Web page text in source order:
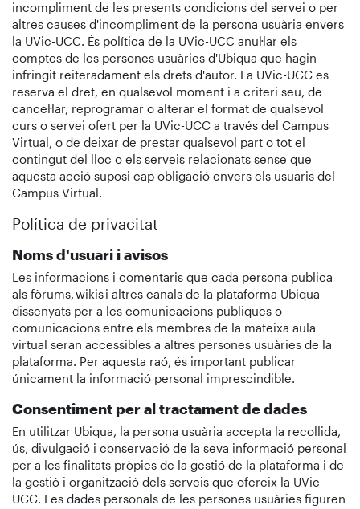
incompliment de les presents condicions del servei o per
altres causes d'incompliment de la persona usuària envers
la UVic-UCC. És política de la UVic-UCC anul·lar els
comptes de les persones usuàries d'Ubiqua que hagin
infringit reiteradament els drets d'autor. La UVic-UCC es
reserva el dret, en qualsevol moment i a criteri seu, de
cancel·lar, reprogramar o alterar el format de qualsevol
curs o servei ofert per la UVic-UCC a través del Campus
Virtual, o de deixar de prestar qualsevol part o tot el
contingut del lloc o els serveis relacionats sense que
aquesta acció suposi cap obligació envers els usuaris del
Campus Virtual.
Política de privacitat
Noms d'usuari i avisos
Les informacions i comentaris que cada persona publica
als fòrums, wikis i altres canals de la plataforma Ubiqua
dissenyats per a les comunicacions públiques o
comunicacions entre els membres de la mateixa aula
virtual seran accessibles a altres persones usuàries de la
plataforma. Per aquesta raó, és important publicar
únicament la informació personal imprescindible.
Consentiment per al tractament de dades
En utilitzar Ubiqua, la persona usuària accepta la recollida,
ús, divulgació i conservació de la seva informació personal
per a les finalitats pròpies de la gestió de la plataforma i de
la gestió i organització dels serveis que ofereix la UVic-
UCC. Les dades personals de les persones usuàries figuren